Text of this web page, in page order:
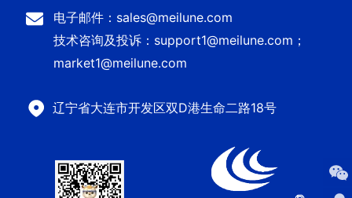
电子邮件：sales@meilune.com
技术咨询及投诉：support1@meilune.com；
market1@meilune.com
辽宁省大连市开发区双D港生命二路18号